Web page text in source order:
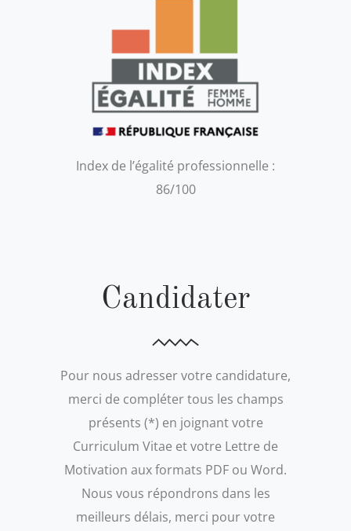
Index de l’égalité professionnelle :
86/100
Candidater
Pour nous adresser votre candidature,
merci de compléter tous les champs
présents (*) en joignant votre
Curriculum Vitae et votre Lettre de
Motivation aux formats PDF ou Word.
Nous vous répondrons dans les
meilleurs délais, merci pour votre